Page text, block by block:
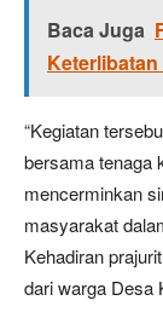
Baca Juga
“Kegiatan
bersama tenaga
mencerminkan
masyarakat
Kehadiran
dari warga Desa